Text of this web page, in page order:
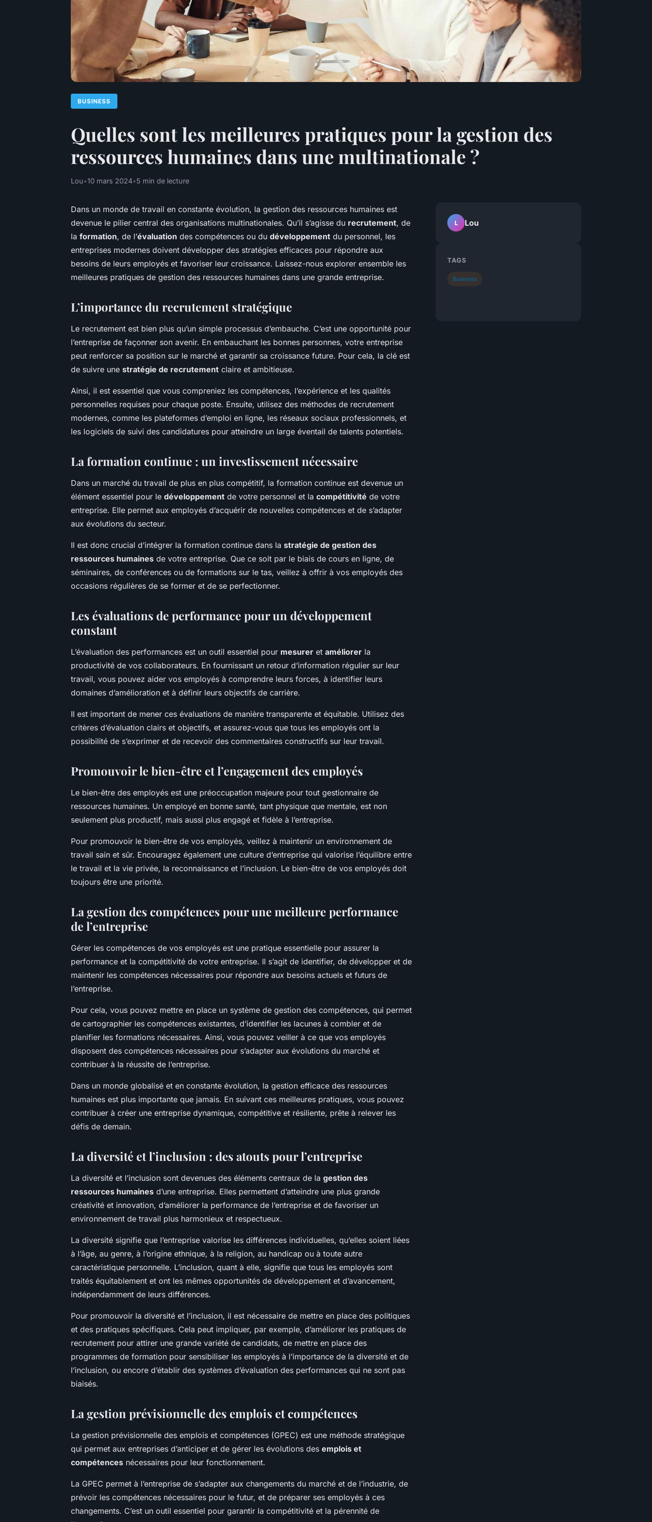
BUSINESS
Quelles sont les meilleures pratiques pour la gestion des
ressources humaines dans une multinationale ?
Lou•10 mars 2024•5 min de lecture
Dans un monde de travail en constante évolution, la gestion des ressources humaines est
devenue le pilier central des organisations multinationales. Qu’il s’agisse du recrutement, de
la formation, de l’évaluation des compétences ou du développement du personnel, les
entreprises modernes doivent développer des stratégies efficaces pour répondre aux
besoins de leurs employés et favoriser leur croissance. Laissez-nous explorer ensemble les
meilleures pratiques de gestion des ressources humaines dans une grande entreprise.
L’importance du recrutement stratégique
Le recrutement est bien plus qu’un simple processus d’embauche. C’est une opportunité pour
l’entreprise de façonner son avenir. En embauchant les bonnes personnes, votre entreprise
peut renforcer sa position sur le marché et garantir sa croissance future. Pour cela, la clé est
de suivre une stratégie de recrutement claire et ambitieuse.
Ainsi, il est essentiel que vous compreniez les compétences, l’expérience et les qualités
personnelles requises pour chaque poste. Ensuite, utilisez des méthodes de recrutement
modernes, comme les plateformes d’emploi en ligne, les réseaux sociaux professionnels, et
les logiciels de suivi des candidatures pour atteindre un large éventail de talents potentiels.
La formation continue : un investissement nécessaire
Dans un marché du travail de plus en plus compétitif, la formation continue est devenue un
élément essentiel pour le développement de votre personnel et la compétitivité de votre
entreprise. Elle permet aux employés d’acquérir de nouvelles compétences et de s’adapter
aux évolutions du secteur.
Il est donc crucial d’intégrer la formation continue dans la stratégie de gestion des
ressources humaines de votre entreprise. Que ce soit par le biais de cours en ligne, de
séminaires, de conférences ou de formations sur le tas, veillez à offrir à vos employés des
occasions régulières de se former et de se perfectionner.
Les évaluations de performance pour un développement
constant
L’évaluation des performances est un outil essentiel pour mesurer et améliorer la
productivité de vos collaborateurs. En fournissant un retour d’information régulier sur leur
travail, vous pouvez aider vos employés à comprendre leurs forces, à identifier leurs
domaines d’amélioration et à définir leurs objectifs de carrière.
Il est important de mener ces évaluations de manière transparente et équitable. Utilisez des
critères d’évaluation clairs et objectifs, et assurez-vous que tous les employés ont la
possibilité de s’exprimer et de recevoir des commentaires constructifs sur leur travail.
Promouvoir le bien-être et l’engagement des employés
Le bien-être des employés est une préoccupation majeure pour tout gestionnaire de
ressources humaines. Un employé en bonne santé, tant physique que mentale, est non
seulement plus productif, mais aussi plus engagé et fidèle à l’entreprise.
Pour promouvoir le bien-être de vos employés, veillez à maintenir un environnement de
travail sain et sûr. Encouragez également une culture d’entreprise qui valorise l’équilibre entre
le travail et la vie privée, la reconnaissance et l’inclusion. Le bien-être de vos employés doit
toujours être une priorité.
La gestion des compétences pour une meilleure performance
de l’entreprise
Gérer les compétences de vos employés est une pratique essentielle pour assurer la
performance et la compétitivité de votre entreprise. Il s’agit de identifier, de développer et de
maintenir les compétences nécessaires pour répondre aux besoins actuels et futurs de
l’entreprise.
Pour cela, vous pouvez mettre en place un système de gestion des compétences, qui permet
de cartographier les compétences existantes, d’identifier les lacunes à combler et de
planifier les formations nécessaires. Ainsi, vous pouvez veiller à ce que vos employés
disposent des compétences nécessaires pour s’adapter aux évolutions du marché et
contribuer à la réussite de l’entreprise.
Dans un monde globalisé et en constante évolution, la gestion efficace des ressources
humaines est plus importante que jamais. En suivant ces meilleures pratiques, vous pouvez
contribuer à créer une entreprise dynamique, compétitive et résiliente, prête à relever les
défis de demain.
La diversité et l’inclusion : des atouts pour l’entreprise
La diversité et l’inclusion sont devenues des éléments centraux de la gestion des
ressources humaines d’une entreprise. Elles permettent d’atteindre une plus grande
créativité et innovation, d’améliorer la performance de l’entreprise et de favoriser un
environnement de travail plus harmonieux et respectueux.
La diversité signifie que l’entreprise valorise les différences individuelles, qu’elles soient liées
à l’âge, au genre, à l’origine ethnique, à la religion, au handicap ou à toute autre
caractéristique personnelle. L’inclusion, quant à elle, signifie que tous les employés sont
traités équitablement et ont les mêmes opportunités de développement et d’avancement,
indépendamment de leurs différences.
Pour promouvoir la diversité et l’inclusion, il est nécessaire de mettre en place des politiques
et des pratiques spécifiques. Cela peut impliquer, par exemple, d’améliorer les pratiques de
recrutement pour attirer une grande variété de candidats, de mettre en place des
programmes de formation pour sensibiliser les employés à l’importance de la diversité et de
l’inclusion, ou encore d’établir des systèmes d’évaluation des performances qui ne sont pas
biaisés.
La gestion prévisionnelle des emplois et compétences
La gestion prévisionnelle des emplois et compétences (GPEC) est une méthode stratégique
qui permet aux entreprises d’anticiper et de gérer les évolutions des emplois et
compétences nécessaires pour leur fonctionnement.
La GPEC permet à l’entreprise de s’adapter aux changements du marché et de l’industrie, de
prévoir les compétences nécessaires pour le futur, et de préparer ses employés à ces
changements. C’est un outil essentiel pour garantir la compétitivité et la pérennité de
L Lou
TAGS
Business